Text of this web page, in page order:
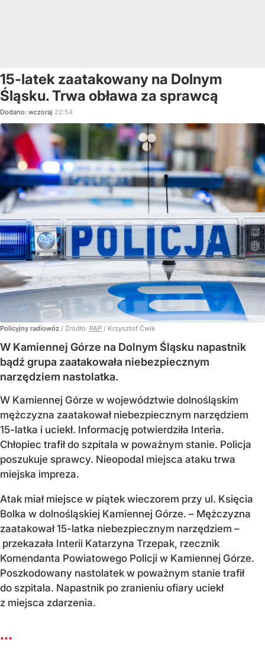
15-latek zaatakowany na Dolnym
Śląsku. Trwa obława za sprawcą
Dodano: wczoraj 22:54
Policyjny radiowóz / Źródło: PAP / Krzysztof Ćwik
W Kamiennej Górze na Dolnym Śląsku napastnik
bądź grupa zaatakowała niebezpiecznym
narzędziem nastolatka.
W Kamiennej Górze w województwie dolnośląskim
mężczyzna zaatakował niebezpiecznym narzędziem
15-latka i uciekł. Informację potwierdziła Interia.
Chłopiec trafił do szpitala w poważnym stanie. Policja
poszukuje sprawcy. Nieopodal miejsca ataku trwa
miejska impreza.
Atak miał miejsce w piątek wieczorem przy ul. Księcia
Bolka w dolnośląskiej Kamiennej Górze. – Mężczyzna
zaatakował 15-latka niebezpiecznym narzędziem –
przekazała Interii Katarzyna Trzepak, rzecznik
Komendanta Powiatowego Policji w Kamiennej Górze.
Poszkodowany nastolatek w poważnym stanie trafił
do szpitala. Napastnik po zranieniu ofiary uciekł
z miejsca zdarzenia.
...